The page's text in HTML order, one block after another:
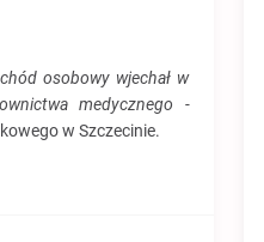
osobowy wjechał w
medycznego -
w Szczecinie.